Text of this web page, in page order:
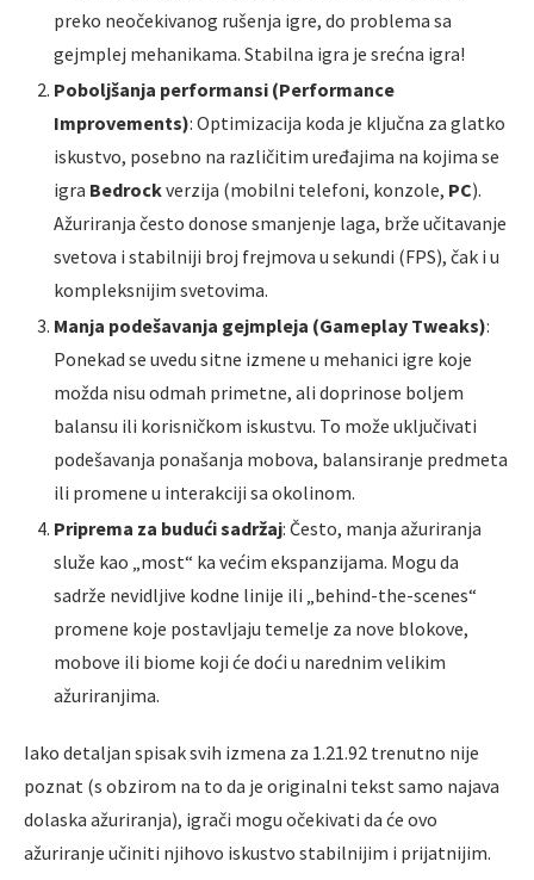
preko neočekivanog rušenja igre, do problema sa
gejmplej mehanikama. Stabilna igra je srećna igra!
Poboljšanja performansi (Performance
Improvements): Optimizacija koda je ključna za glatko
iskustvo, posebno na različitim uređajima na kojima se
igra Bedrockverzija (mobilni telefoni, konzole, PC).
Ažuriranja često donose smanjenje laga, brže učitavanje
svetova i stabilniji broj frejmova u sekundi (FPS), čak i u
kompleksnijim svetovima.
Manja podešavanja gejmpleja (Gameplay Tweaks):
Ponekad se uvedu sitne izmene u mehanici igre koje
možda nisu odmah primetne, ali doprinose boljem
balansu ili korisničkom iskustvu. To može uključivati
podešavanja ponašanja mobova, balansiranje predmeta
ili promene u interakciji sa okolinom.
Priprema za budući sadržaj: Često, manja ažuriranja
služe kao „most“ ka većim ekspanzijama. Mogu da
sadrže nevidljive kodne linije ili „behind-the-scenes“
promene koje postavljaju temelje za nove blokove,
mobove ili biome koji će doći u narednim velikim
ažuriranjima.
Iako detaljan spisak svih izmena za 1.21.92 trenutno nije
poznat (s obzirom na to da je originalni tekst samo najava
dolaska ažuriranja), igrači mogu očekivati da će ovo
ažuriranje učiniti njihovo iskustvo stabilnijim i prijatnijim.